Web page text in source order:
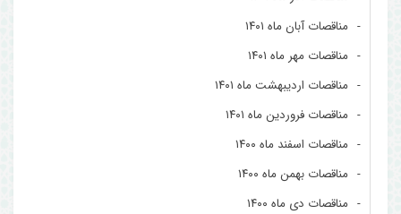
مناقصات آبان ماه ۱۴۰۱
مناقصات مهر ماه ۱۴۰۱
مناقصات اردیبهشت ماه ۱۴۰۱
مناقصات فروردین ماه ۱۴۰۱
مناقصات اسفند ماه ۱۴۰۰
مناقصات بهمن ماه ۱۴۰۰
مناقصات دی ماه ۱۴۰۰